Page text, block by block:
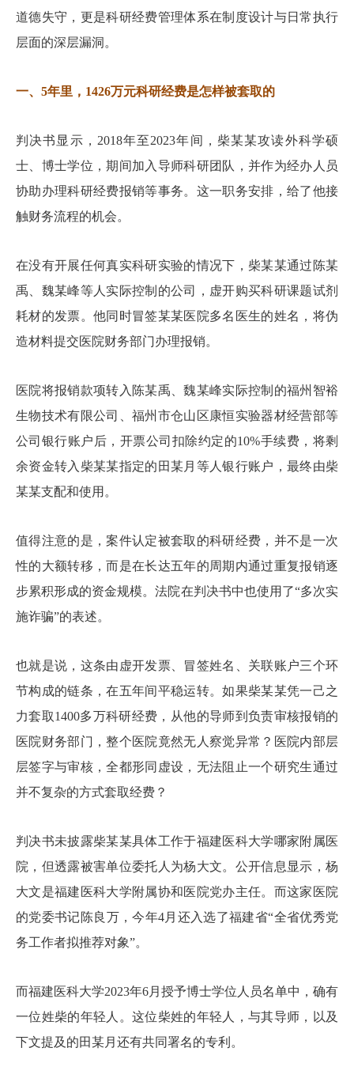
道德失守，更是科研经费管理体系在制度设计与日常执行
层面的深层漏洞。
一、5年里，1426万元科研经费是怎样被套取的
判决书显示，2018年至2023年间，柴某某攻读外科学硕
士、博士学位，期间加入导师科研团队，并作为经办人员
协助办理科研经费报销等事务。这一职务安排，给了他接
触财务流程的机会。
在没有开展任何真实科研实验的情况下，柴某某通过陈某
禹、魏某峰等人实际控制的公司，虚开购买科研课题试剂
耗材的发票。他同时冒签某某医院多名医生的姓名，将伪
造材料提交医院财务部门办理报销。
医院将报销款项转入陈某禹、魏某峰实际控制的福州智裕
生物技术有限公司、福州市仓山区康恒实验器材经营部等
公司银行账户后，开票公司扣除约定的10%手续费，将剩
余资金转入柴某某指定的田某月等人银行账户，最终由柴
某某支配和使用。
值得注意的是，案件认定被套取的科研经费，并不是一次
性的大额转移，而是在长达五年的周期内通过重复报销逐
步累积形成的资金规模。法院在判决书中也使用了“多次实
施诈骗”的表述。
也就是说，这条由虚开发票、冒签姓名、关联账户三个环
节构成的链条，在五年间平稳运转。如果柴某某凭一己之
力套取1400多万科研经费，从他的导师到负责审核报销的
医院财务部门，整个医院竟然无人察觉异常？医院内部层
层签字与审核，全都形同虚设，无法阻止一个研究生通过
并不复杂的方式套取经费？
判决书未披露柴某某具体工作于福建医科大学哪家附属医
院，但透露被害单位委托人为杨大文。公开信息显示，杨
大文是福建医科大学附属协和医院党办主任。而这家医院
的党委书记陈良万，今年4月还入选了福建省“全省优秀党
务工作者拟推荐对象”。
而福建医科大学2023年6月授予博士学位人员名单中，确有
一位姓柴的年轻人。这位柴姓的年轻人，与其导师，以及
下文提及的田某月还有共同署名的专利。